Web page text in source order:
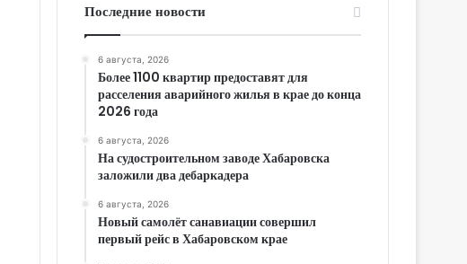
Последние новости
6 августа, 2026
Более 1100 квартир предоставят для
расселения аварийного жилья в крае до конца
2026 года
6 августа, 2026
На судостроительном заводе Хабаровска
заложили два дебаркадера
6 августа, 2026
Новый самолёт санавиации совершил
первый рейс в Хабаровском крае